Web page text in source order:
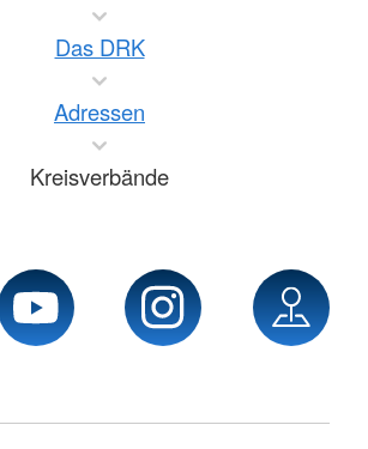
Das DRK
Adressen
Kreisverbände